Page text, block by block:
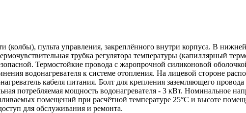
пульта управления, закреплённого внутри корпуса. В
трубка регулятора температуры (капиллярный
Термостойкие провода с жаропрочной силиконовой
водонагревателя к системе отопления. На лицевой стороне
кабеля питания. Болт для крепления заземляющего
потребляемая мощность водонагревателя - 3 кВт. Номинальное
помещений при расчётной температуре 25°С и высоте
для обслуживания и ремонта.